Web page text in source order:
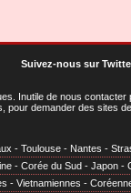
Suivez-nous sur
. Inutile de nous
pour demander des sites
- Toulouse - Nantes -
- Corée du Sud - Japon -
- Vietnamiennes -